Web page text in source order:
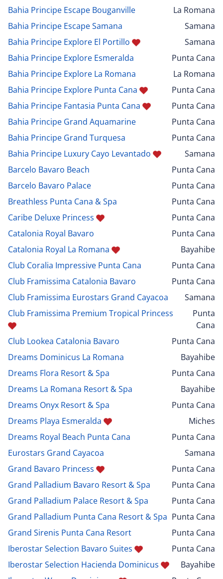
Bahia Principe Escape Bouganville
La Romana
Bahia Principe Escape Samana
Samana
Bahia Principe Explore El Portillo
Samana
Bahia Principe Explore Esmeralda
Punta Cana
Bahia Principe Explore La Romana
La Romana
Bahia Principe Explore Punta Cana
Punta Cana
Bahia Principe Fantasia Punta Cana
Punta Cana
Bahia Principe Grand Aquamarine
Punta Cana
Bahia Principe Grand Turquesa
Punta Cana
Bahia Principe Luxury Cayo Levantado
Samana
Barcelo Bavaro Beach
Punta Cana
Barcelo Bavaro Palace
Punta Cana
Breathless Punta Cana & Spa
Punta Cana
Caribe Deluxe Princess
Punta Cana
Catalonia Royal Bavaro
Punta Cana
Catalonia Royal La Romana
Bayahibe
Club Coralia Impressive Punta Cana
Punta Cana
Club Framissima Catalonia Bavaro
Punta Cana
Club Framissima Eurostars Grand Cayacoa
Samana
Club Framissima Premium Tropical Princess
Punta
Cana
Club Lookea Catalonia Bavaro
Punta Cana
Dreams Dominicus La Romana
Bayahibe
Dreams Flora Resort & Spa
Punta Cana
Dreams La Romana Resort & Spa
Bayahibe
Dreams Onyx Resort & Spa
Punta Cana
Dreams Playa Esmeralda
Miches
Dreams Royal Beach Punta Cana
Punta Cana
Eurostars Grand Cayacoa
Samana
Grand Bavaro Princess
Punta Cana
Grand Palladium Bavaro Resort & Spa
Punta Cana
Grand Palladium Palace Resort & Spa
Punta Cana
Grand Palladium Punta Cana Resort & Spa Punta Cana
Grand Sirenis Punta Cana Resort
Punta Cana
Iberostar Selection Bavaro Suites
Punta Cana
Iberostar Selection Hacienda Dominicus
Bayahibe